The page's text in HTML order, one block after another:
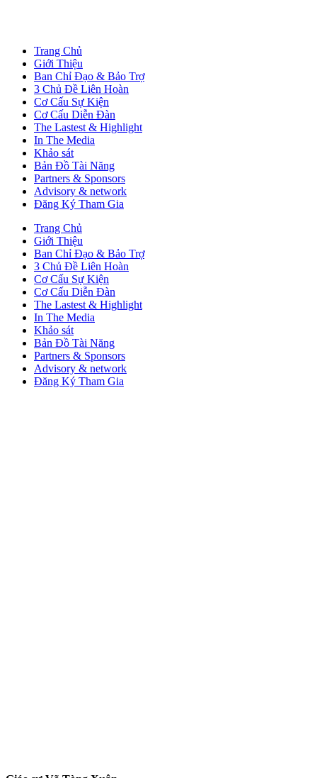
Trang Chủ
Giới Thiệu
Ban Chỉ Đạo & Bảo Trợ
3 Chủ Đề Liên Hoàn
Cơ Cấu Sự Kiện
Cơ Cấu Diễn Đàn
The Lastest & Highlight
In The Media
Khảo sát
Bản Đồ Tài Năng
Partners & Sponsors
Advisory & network
Đăng Ký Tham Gia
Trang Chủ
Giới Thiệu
Ban Chỉ Đạo & Bảo Trợ
3 Chủ Đề Liên Hoàn
Cơ Cấu Sự Kiện
Cơ Cấu Diễn Đàn
The Lastest & Highlight
In The Media
Khảo sát
Bản Đồ Tài Năng
Partners & Sponsors
Advisory & network
Đăng Ký Tham Gia